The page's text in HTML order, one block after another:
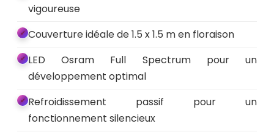
vigoureuse
Couverture idéale de 1.5 x 1.5 m en floraison
LED Osram Full Spectrum pour un
développement optimal
Refroidissement passif pour un
fonctionnement silencieux